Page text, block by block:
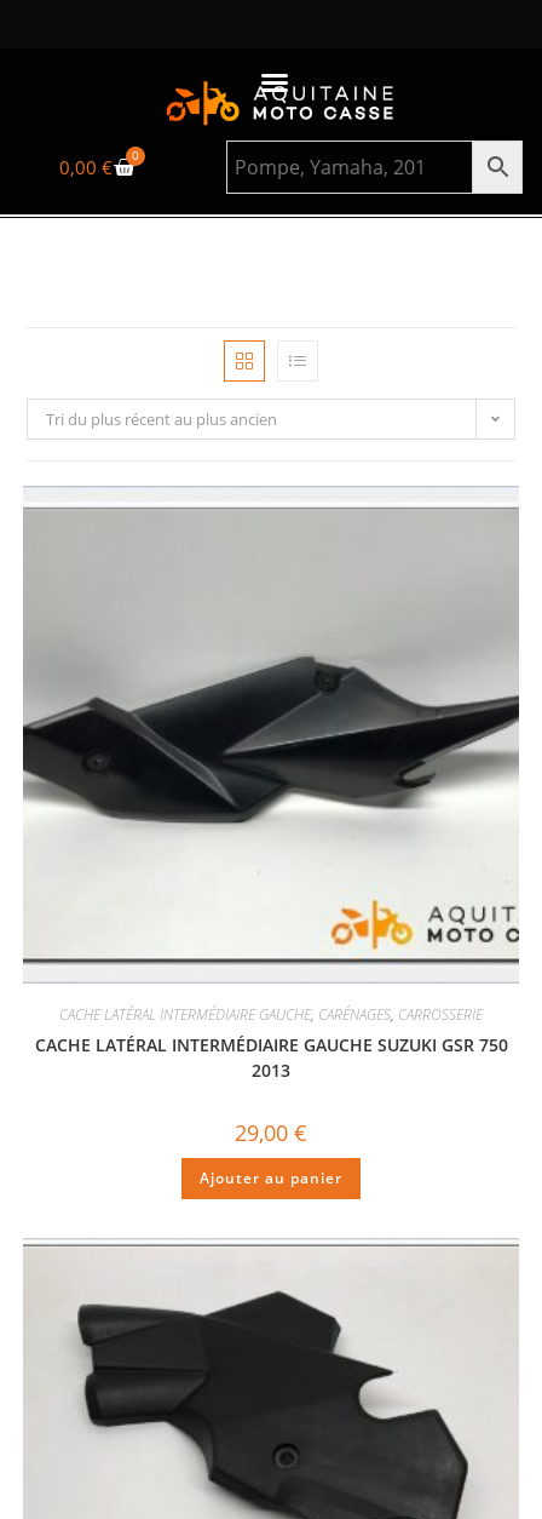
0,00€ 0
Tri du plus récent au plus ancien
CACHE LATÉRAL INTERMÉDIAIRE GAUCHE, CARÉNAGES, CARROSSERIE
CACHE LATÉRAL INTERMÉDIAIRE GAUCHE SUZUKI GSR 750
2013
29,00 €
Ajouter au panier